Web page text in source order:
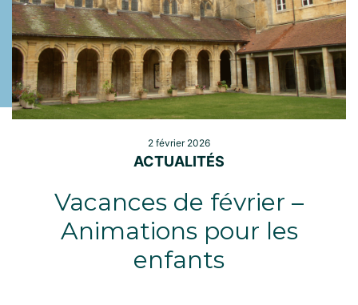
2 février 2026
ACTUALITÉS
Vacances de février –
Animations pour les
enfants